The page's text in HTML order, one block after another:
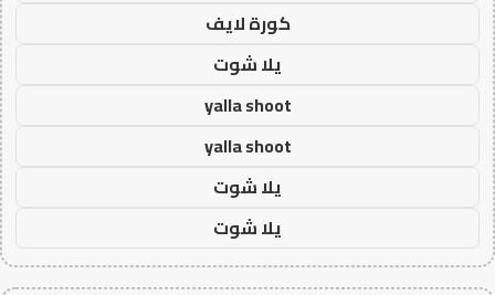
كورة لايف
يلا شوت
yalla shoot
yalla shoot
يلا شوت
يلا شوت